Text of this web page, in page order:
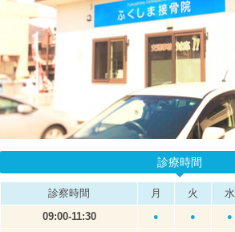
診療時間
診察時間 月 火 水
09:00-11:30
● ● ●